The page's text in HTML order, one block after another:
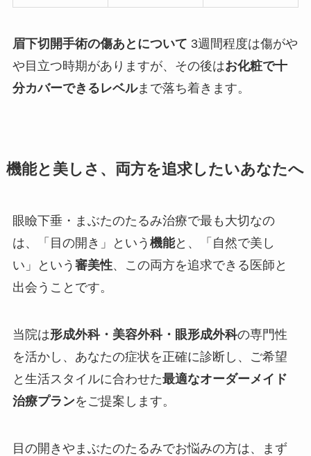
眉下切開手術の傷あとについて 3週間程度は傷がや
や目立つ時期がありますが、その後はお化粧で十
分カバーできるレベルまで落ち着きます。
機能と美しさ、両方を追求したいあなたへ
眼瞼下垂・まぶたのたるみ治療で最も大切なの
は、「目の開き」という 機能と、「自然で美し
い」という 審美性、この両方を追求できる医師と
出会うことです。
当院は形成外科・美容外科・眼形成外科の専門性
を活かし、あなたの症状を正確に診断し、ご希望
と生活スタイルに合わせた最適なオーダーメイド
治療プランをご提案します。
目の開きやまぶたのたるみでお悩みの方は、まず